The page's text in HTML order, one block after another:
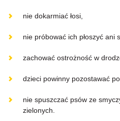
nie dokarmiać łosi,
nie próbować ich płoszyć ani
zachować ostrożność w
dzieci powinny pozostawać
nie spuszczać psów ze
zielonych.